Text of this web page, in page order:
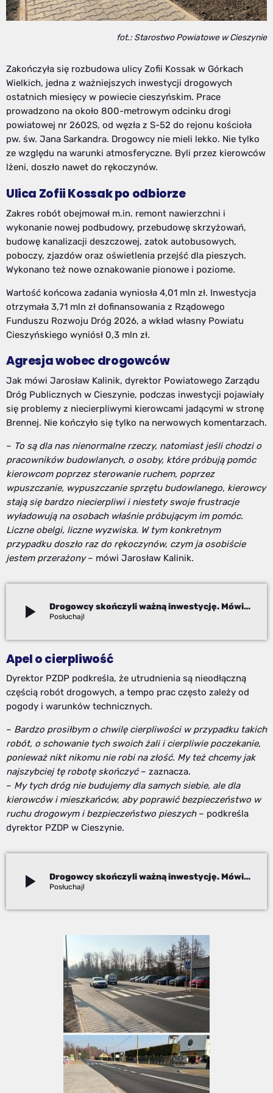
fot.: Starostwo Powiatowe w Cieszynie
Zakończyła się rozbudowa ulicy Zofii Kossak w Górkach
Wielkich, jedna z ważniejszych inwestycji drogowych
ostatnich miesięcy w powiecie cieszyńskim. Prace
prowadzono na około 800-metrowym odcinku drogi
powiatowej nr 2602S, od węzła z S-52 do rejonu kościoła
pw. św. Jana Sarkandra. Drogowcy nie mieli lekko. Nie tylko
ze względu na warunki atmosferyczne. Byli przez kierowców
lżeni, doszło nawet do rękoczynów.
Ulica Zofii Kossak po odbiorze
Zakres robót obejmował m.in. remont nawierzchni i
wykonanie nowej podbudowy, przebudowę skrzyżowań,
budowę kanalizacji deszczowej, zatok autobusowych,
poboczy, zjazdów oraz oświetlenia przejść dla pieszych.
Wykonano też nowe oznakowanie pionowe i poziome.
Wartość końcowa zadania wyniosła 4,01 mln zł. Inwestycja
otrzymała 3,71 mln zł dofinansowania z Rządowego
Funduszu Rozwoju Dróg 2026, a wkład własny Powiatu
Cieszyńskiego wyniósł 0,3 mln zł.
Agresja wobec drogowców
Jak mówi Jarosław Kalinik, dyrektor Powiatowego Zarządu
Dróg Publicznych w Cieszynie, podczas inwestycji pojawiały
się problemy z niecierpliwymi kierowcami jadącymi w stronę
Brennej. Nie kończyło się tylko na nerwowych komentarzach.
– To są dla nas nienormalne rzeczy, natomiast jeśli chodzi o
pracowników budowlanych, o osoby, które próbują pomóc
kierowcom poprzez sterowanie ruchem, poprzez
wpuszczanie, wypuszczanie sprzętu budowlanego, kierowcy
stają się bardzo niecierpliwi i niestety swoje frustracje
wyładowują na osobach właśnie próbującym im pomóc.
Liczne obelgi, liczne wyzwiska. W tym konkretnym
przypadku doszło raz do rękoczynów, czym ja osobiście
jestem przerażony– mówi Jarosław Kalinik.
play_arrow Drogowcy skończyli ważną inwestycję. Mówią o „wybrykach” kierowców
Apel o cierpliwość
Dyrektor PZDP podkreśla, że utrudnienia są nieodłączną
częścią robót drogowych, a tempo prac często zależy od
pogody i warunków technicznych.
– Bardzo prosiłbym o chwilę cierpliwości w przypadku takich
robót, o schowanie tych swoich żali i cierpliwie poczekanie,
ponieważ nikt nikomu nie robi na złość. My też chcemy jak
najszybciej tę robotę skończyć– zaznacza.
– My tych dróg nie budujemy dla samych siebie, ale dla
kierowców i mieszkańców, aby poprawić bezpieczeństwo w
ruchu drogowym i bezpieczeństwo pieszych– podkreśla
dyrektor PZDP w Cieszynie.
play_arrow Drogowcy skończyli ważną inwestycję. Mówią o „wybrykach” kierowców